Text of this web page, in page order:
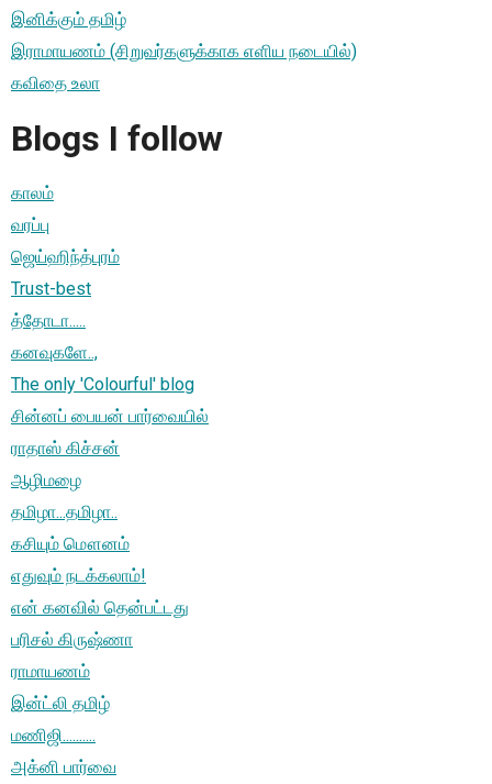
இனிக்கும் தமிழ்
இராமாயணம் (சிறுவர்களுக்காக எளிய நடையில்)
கவிதை உலா
Blogs I follow
காலம்
வரப்பு
ஜெய்ஹிந்த்புரம்
Trust-best
த்தோடா.....
கனவுகளே..,
The only 'Colourful' blog
சின்னப் பையன் பார்வையில்
ராதாஸ் கிச்சன்
ஆழிமழை
தமிழா...தமிழா..
கசியும் மௌனம்
எதுவும் நடக்கலாம்!
என் கனவில் தென்பட்டது
பரிசல் கிருஷ்ணா
ராமாயணம்
இன்ட்லி தமிழ்
மணிஜி..........
அக்னி பார்வை